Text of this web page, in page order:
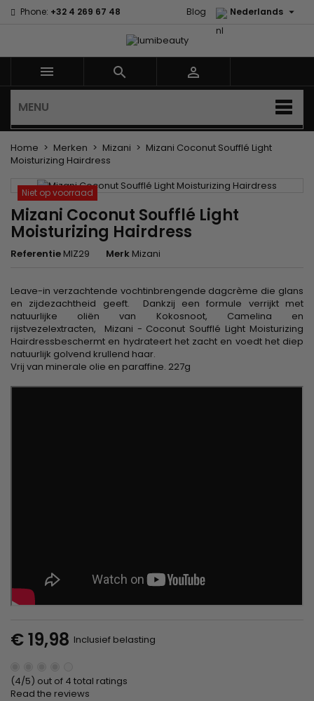
Phone: +32 4 269 67 48 Nederlands 
Blog
  
MENU
Home Merken Mizani
Mizani Coconut Soufflé Light
Moisturizing Hairdress
Niet op voorraad
Mizani Coconut Soufflé Light
Moisturizing Hairdress
Referentie MIZ29 Merk Mizani
Leave-in verzachtende vochtinbrengende dagcrème die glans
en zijdezachtheid geeft. Dankzij een formule verrijkt met
natuurlijke oliën van Kokosnoot, Camelina en
rijstvezelextracten, Mizani - Coconut Soufflé Light Moisturizing
Hairdressbeschermt en hydrateert het zacht en voedt het diep
natuurlijk golvend krullend haar.
Vrij van minerale olie en paraffine. 227g
€ 19,98 Inclusief belasting
(4/5) out of 4 total ratings
Read the reviews